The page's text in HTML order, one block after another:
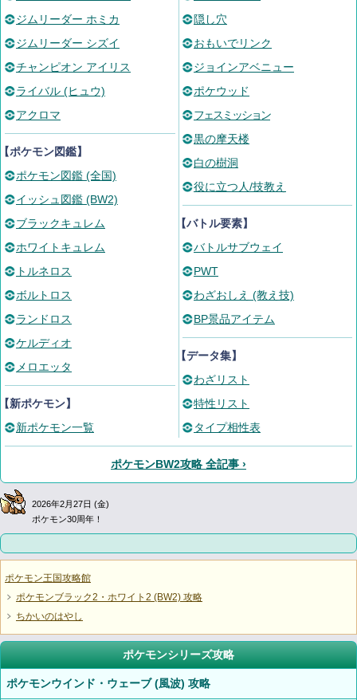
ジムリーダー ホミカ
ジムリーダー シズイ
チャンピオン アイリス
ライバル (ヒュウ)
アクロマ
ポケモン図鑑】
ポケモン図鑑 (全国)
イッシュ図鑑 (BW2)
ブラックキュレム
ホワイトキュレム
トルネロス
ボルトロス
ランドロス
ケルディオ
メロエッタ
新ポケモン】
新ポケモン一覧
隠し穴
おもいでリンク
ジョインアベニュー
ポケウッド
フェスミッション
黒の摩天楼
白の樹洞
役に立つ人/技教え
【バトル要素】
バトルサブウェイ
PWT
わざおしえ (教え技)
BP景品アイテム
【データ集】
わざリスト
特性リスト
タイプ相性表
ポケモンBW2攻略 全記事 ›
2026年2月27日 (金)
ポケモン30周年！
ポケモン王国攻略館
ポケモンブラック2・ホワイト2 (BW2) 攻略
ちかいのはやし
ポケモンシリーズ攻略
ポケモンウインド・ウェーブ (風波) 攻略